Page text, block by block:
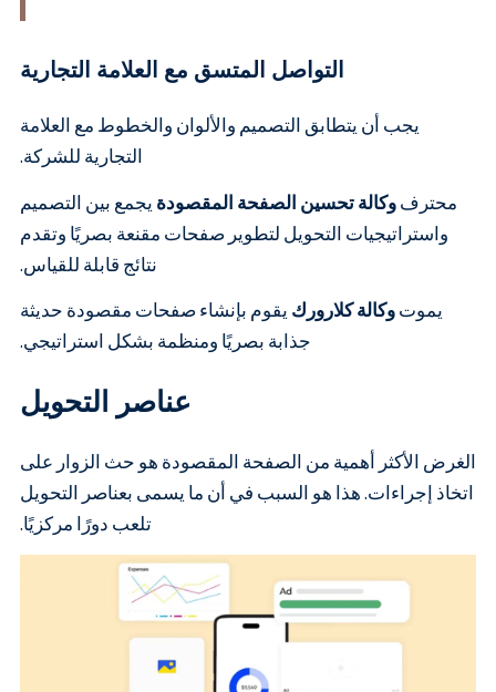
التواصل المتسق مع العلامة التجارية
يجب أن يتطابق التصميم والألوان والخطوط مع العلامة
التجارية للشركة.
محترفوكالة تحسين الصفحة المقصودة يجمع بين التصميم
واستراتيجيات التحويل لتطوير صفحات مقنعة بصريًا وتقدم
نتائج قابلة للقياس.
يموتوكالة كلارورك يقوم بإنشاء صفحات مقصودة حديثة
جذابة بصريًا ومنظمة بشكل استراتيجي.
عناصر التحويل
الغرض الأكثر أهمية من الصفحة المقصودة هو حث الزوار على
اتخاذ إجراءات. هذا هو السبب في أن ما يسمى بعناصر التحويل
تلعب دورًا مركزيًا.